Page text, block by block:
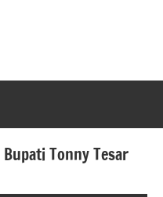
Tonny Tesar